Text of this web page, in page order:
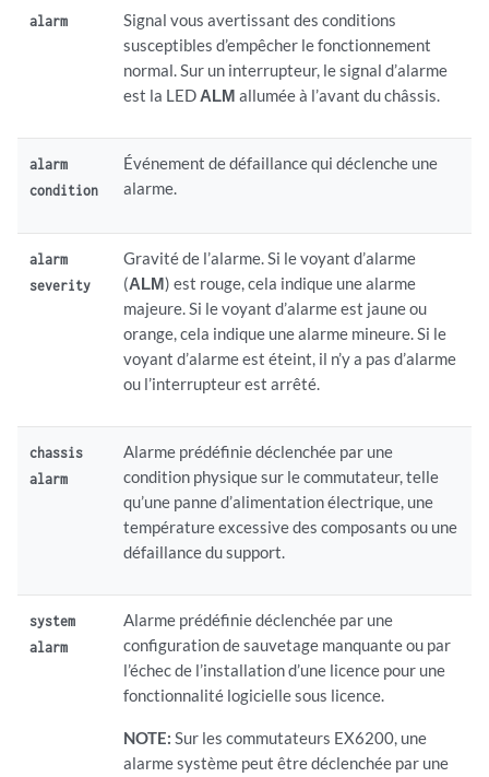
alarm
Signal vous avertissant des conditions
susceptibles d’empêcher le fonctionnement
normal. Sur un interrupteur, le signal d’alarme
est la LED ALM allumée à l’avant du châssis.
alarm
condition
Événement de défaillance qui déclenche une
alarme.
alarm
severity
Gravité de l’alarme. Si le voyant d’alarme
(ALM) est rouge, cela indique une alarme
majeure. Si le voyant d’alarme est jaune ou
orange, cela indique une alarme mineure. Si le
voyant d’alarme est éteint, il n’y a pas d’alarme
ou l’interrupteur est arrêté.
chassis
alarm
Alarme prédéfinie déclenchée par une
condition physique sur le commutateur, telle
qu’une panne d’alimentation électrique, une
température excessive des composants ou une
défaillance du support.
system
alarm
Alarme prédéfinie déclenchée par une
configuration de sauvetage manquante ou par
l’échec de l’installation d’une licence pour une
fonctionnalité logicielle sous licence.
NOTE: Sur les commutateurs EX6200, une
alarme système peut être déclenchée par une